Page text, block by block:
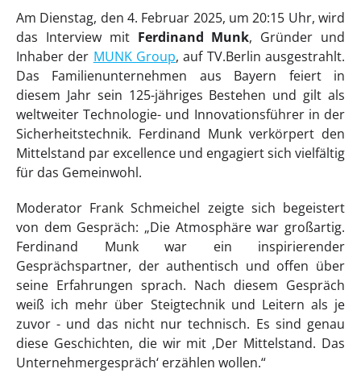
Am Dienstag, den 4. Februar 2025, um 20:15 Uhr, wird
das Interview mit Ferdinand Munk, Gründer und
Inhaber der MUNK Group, auf TV.Berlin ausgestrahlt.
Das Familienunternehmen aus Bayern feiert in
diesem Jahr sein 125-jähriges Bestehen und gilt als
weltweiter Technologie- und Innovationsführer in der
Sicherheitstechnik. Ferdinand Munk verkörpert den
Mittelstand par excellence und engagiert sich vielfältig
für das Gemeinwohl.
Moderator Frank Schmeichel zeigte sich begeistert
von dem Gespräch: „Die Atmosphäre war großartig.
Ferdinand Munk war ein inspirierender
Gesprächspartner, der authentisch und offen über
seine Erfahrungen sprach. Nach diesem Gespräch
weiß ich mehr über Steigtechnik und Leitern als je
zuvor - und das nicht nur technisch. Es sind genau
diese Geschichten, die wir mit ‚Der Mittelstand. Das
Unternehmergespräch‘ erzählen wollen.“